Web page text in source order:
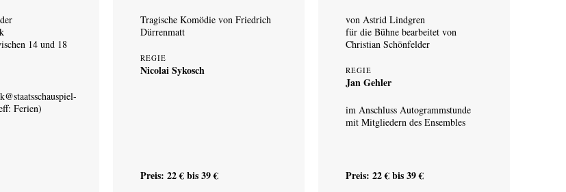
14 und 18
Ferien)
Tragische Komödie von Friedrich
Dürrenmatt
REGIE
Nicolai Sykosch
Preis: 22 € bis 39 €
von Astrid Lindgren
für die Bühne bearbeitet von
Christian Schönfelder
REGIE
Jan Gehler
im Anschluss Autogrammstunde
mit Mitgliedern des Ensembles
Preis: 22 € bis 39 €